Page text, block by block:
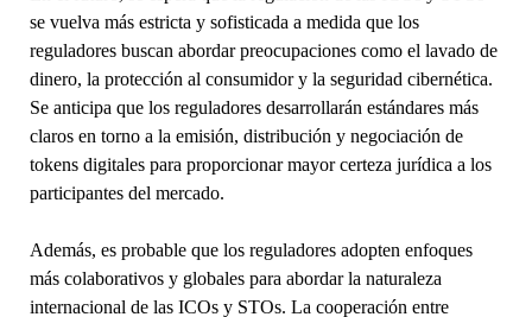
se vuelva más estricta y sofisticada a medida que los
reguladores buscan abordar preocupaciones como el lavado de
dinero, la protección al consumidor y la seguridad cibernética.
Se anticipa que los reguladores desarrollarán estándares más
claros en torno a la emisión, distribución y negociación de
tokens digitales para proporcionar mayor certeza jurídica a los
participantes del mercado.
Además, es probable que los reguladores adopten enfoques
más colaborativos y globales para abordar la naturaleza
internacional de las ICOs y STOs. La cooperación entre